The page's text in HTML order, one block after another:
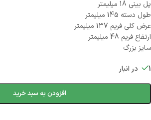
پل بینی 18 میلیمتر
طول دسته 145 میلیمتر
عرض کلی فریم 137 میلیمتر
ارتفاع فریم 48 میلیمتر
سایز بزرگ
1 در انبار
افزودن به سبد خرید